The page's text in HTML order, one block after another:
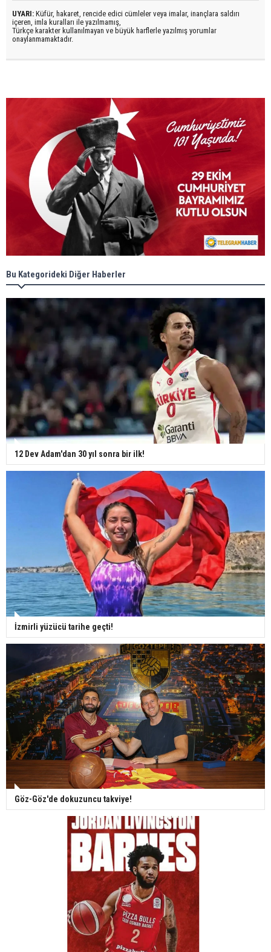
UYARI: Küfür, hakaret, rencide edici cümleler veya imalar, inançlara saldırı
içeren, imla kuralları ile yazılmamış,
Türkçe karakter kullanılmayan ve büyük harflerle yazılmış yorumlar
onaylanmamaktadır.
Bu Kategorideki Diğer Haberler
12 Dev Adam'dan 30 yıl sonra bir ilk!
İzmirli yüzücü tarihe geçti!
Göz-Göz'de dokuzuncu takviye!